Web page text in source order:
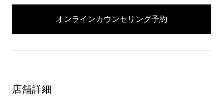
オンラインカウンセリング予約
店舗詳細